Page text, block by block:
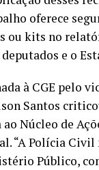
oferece
ou kits no
e o
à CGE pelo
Santos
Núcleo de
“A Polícia
Público,